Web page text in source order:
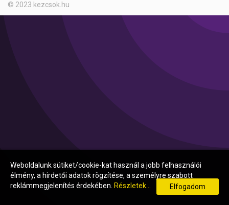
© 2023 kezcsok.hu
Weboldalunk sütiket/cookie-kat használ a jobb felhasználói
élmény, a hirdetői adatok rögzítése, a személyre szabott
reklámmegjelenítés érdekében. Részletek... Elfogadom